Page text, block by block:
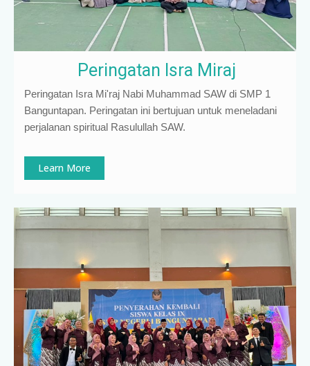
Peringatan Isra Miraj
Peringatan Isra Mi'raj Nabi Muhammad SAW di SMP 1
Banguntapan. Peringatan ini bertujuan untuk meneladani
perjalanan spiritual Rasulullah SAW.
Learn More